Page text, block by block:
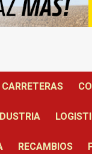
CARRETERAS
RECAMBIOS